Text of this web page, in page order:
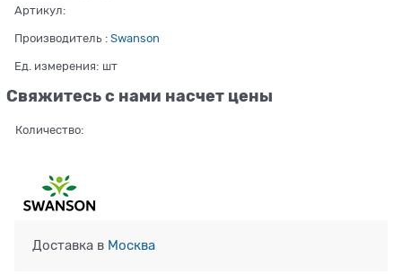
Артикул:
Производитель : Swanson
Ед. измерения: шт
Свяжитесь с нами насчет цены
Количество:
Доставка в Москва